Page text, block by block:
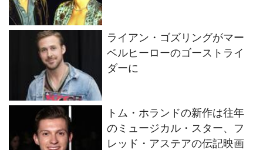
ライアン・ゴズリングがマー
ベルヒーローのゴーストライ
ダーに
トム・ホランドの新作は往年
のミュージカル・スター、フ
レッド・アステアの伝記映画